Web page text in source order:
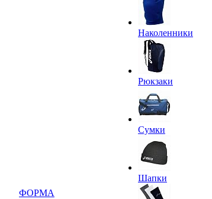
ФОРМА
Наколенники
Рюкзаки
Сумки
Шапки